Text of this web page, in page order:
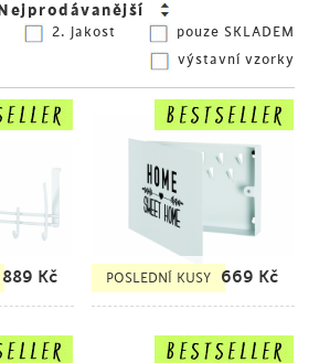
pouze SKLADEM
2. jakost
výstavní vzorky
889 Kč POSLEDNÍ KUSY 669 Kč